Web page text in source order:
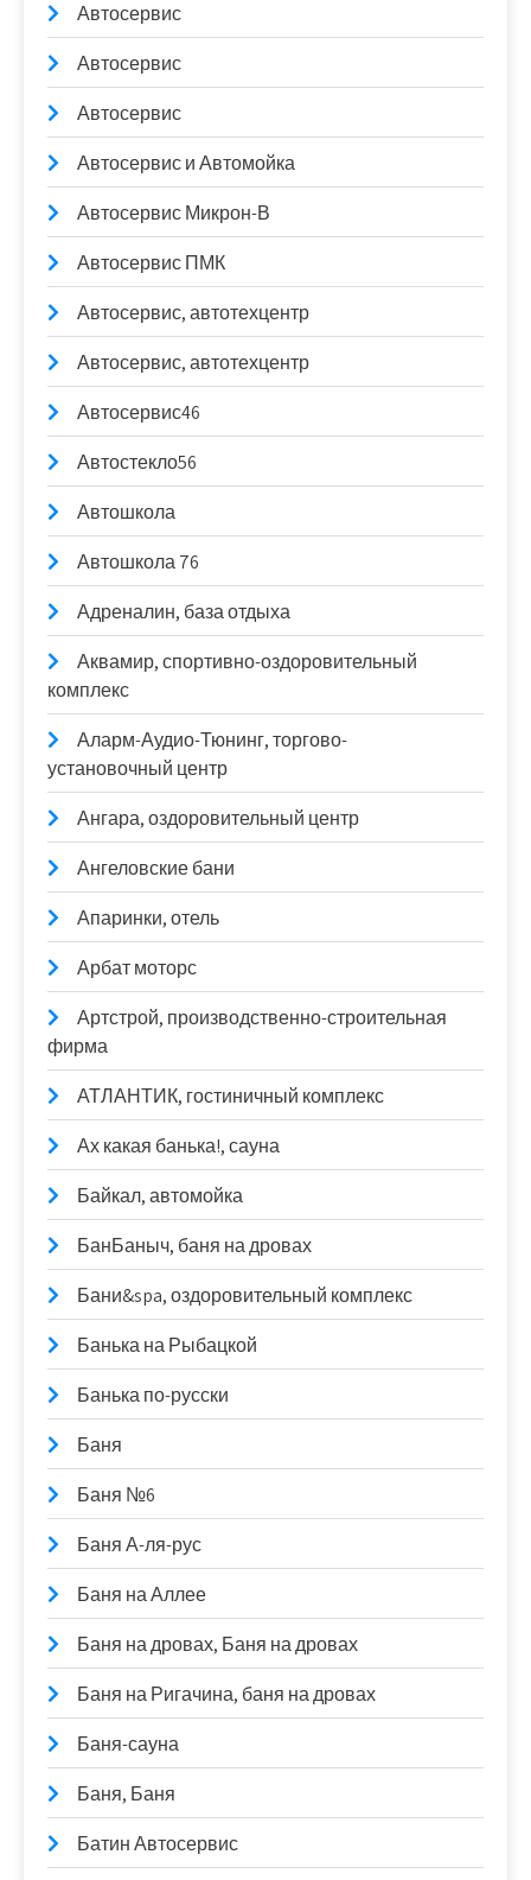
Автосервис
Автосервис
Автосервис
Автосервис и Автомойка
Автосервис Микрон-В
Автосервис ПМК
Автосервис, автотехцентр
Автосервис, автотехцентр
Автосервис46
Автостекло56
Автошкола
Автошкола 76
Адреналин, база отдыха
Аквамир, спортивно-оздоровительный
комплекс
Аларм-Аудио-Тюнинг, торгово-
установочный центр
Ангара, оздоровительный центр
Ангеловские бани
Апаринки, отель
Арбат моторс
Артстрой, производственно-строительная
фирма
АТЛАНТИК, гостиничный комплекс
Ах какая банька!, сауна
Байкал, автомойка
БанБаныч, баня на дровах
Бани&spa, оздоровительный комплекс
Банька на Рыбацкой
Банька по-русски
Баня
Баня №6
Баня А-ля-рус
Баня на Аллее
Баня на дровах, Баня на дровах
Баня на Ригачина, баня на дровах
Баня-сауна
Баня, Баня
Батин Автосервис